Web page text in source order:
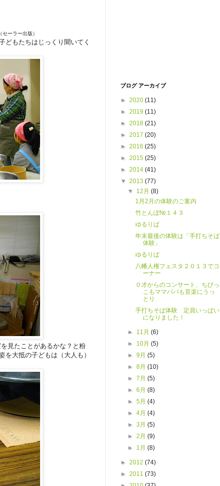
ーラー出版）
どもたちはじっくり聞いてく
見たことがあるかな？と粉
を大抵の子どもは（大人も）
ブログ アーカイブ
► 2020 (11)
► 2019 (11)
► 2018 (21)
► 2017 (20)
► 2016 (25)
► 2015 (25)
► 2014 (41)
▼ 2013 (77)
▼ 12月(8)
1月2月の体験のご案内
竹とんぼ№１４３
ゆるりば
年末最後の体験は「手打ちそば
体験」
ゆるりば
八幡人権フェスタ２０１３でコ
ーナー
０才からのコンサート、ちびっ
こもママパパも音楽にうっ
とり
手打ちそば体験 定員いっぱい
になりました！
► 11月(6)
► 10月(5)
►9月(5)
►8月(10)
►7月(5)
►6月(8)
►5月(4)
►4月(4)
►3月(5)
►2月(9)
► 1月(8)
► 2012 (74)
► 2011 (73)